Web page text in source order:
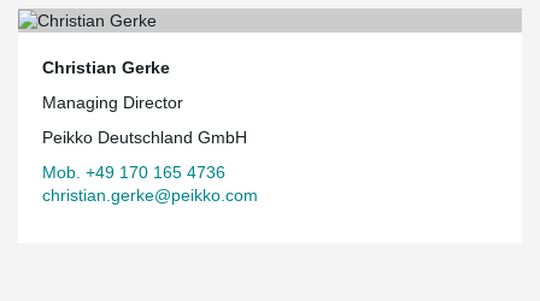
Christian Gerke
Managing Director
Peikko Deutschland GmbH
Mob. +49 170 165 4736
christian.gerke@peikko.com